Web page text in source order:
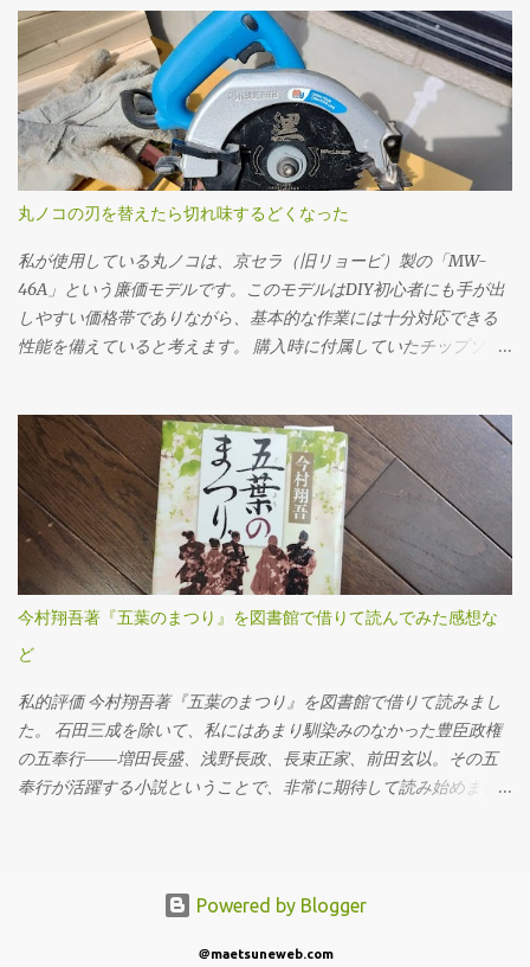
グの改善はもちろん、長く付き合っていくためのメンテナンスと
しても重要な作業です。 まず取りかかったのはミッションオイル
の交換。 工具は10mmのドレンプラグソケットを使用。手順とし
ては、フィラープラグ → ドレンプラグ の順に外していきます。こ
れは必ず守るべき基本です。先にフィラープラグをはずさない
と、ドレンだけ抜いてしまった後でオイルを入れられない、クル
マを動かすことができないというトラブルになりかねません。 フ
ィラープラグを緩めるには、思いのほか力が必要でした。固着し
ていたのか、レンチに体重をかけるようにしてようやく回るとい
う状態でした。じっくり慎重にトルクをかけていきました。クル
マの下に潜っての作業なので、なかなか思うように力を入れられ
ません。 ドレンプラグの磁石にはかなりの鉄粉が付いてました
す。自転車用に買ったトルクレンチを久しぶりに使ってみまし
た。 ここ（フィラーも）は液体ガスケットを塗布する必要があり
ます。 このホルツの液体ガスケットを買いましたが、液体ガスケ
ット自体、初めて使用です。適当に指で付けました。 オイルの注
入は、この400ccオイル差しを使いました。注入口を火で炙って曲
げてあります。 エブリイ（MT/4WD）のミッションオイルは2.6ℓ
なので、ここにオイルを7回入れないといけません。とても面倒で
した。やはり灯油を入れるポンプなど、他の方法を考えた方が良
さそうです。 ミッションオイルは、スズキの指定オイルを使いま
す。 正直なところ、先ほどのミッションオイル交換だけでかなり
体力を消耗してしまい、作業中の写真はほとんど撮れていませ
ん。特にオイルの注入に手こずった...
丸ノコの刃を替えたら切れ味するどくなった
私が使用している丸ノコは、京セラ（旧リョービ）製の「MW-
46A」という廉価モデルです。このモデルはDIY初心者にも手が出
しやすい価格帯でありながら、基本的な作業には十分対応できる
性能を備えていると考えます。 購入時に付属していたチップソー
も多少ささくれが残るものの、DIYレベルであれば許容範囲だろう
と感じていたのです。 ところが、使用を重ねるうちに、私は重大
なミスを経験することになります。特に初期の頃は、安全対策や
正しい使用方法に対する理解が浅く、いわゆる「キックバック
（材料や刃が跳ね返る現象）」を複数回起こしてしまいました。
丸ノコ本体が突然自分の方へ飛び出したり、切断中の木材がもの
すごい勢いで前方に吹き飛ぶなど、とても危険で恐ろしい思いを
しました。この経験がトラウマとなり、一時期は丸ノコの使用自
体に強い不安を感じ、使用を避けるようになってしまいました。
全に正しく使いたいという思いから、丸ノコの使い方や刃の種類
について改めて調べ直しました。その中で、丸ノコの刃（チップ
ソー）には用途や仕上がりに応じてさまざまな種類があり、刃数
や素材、価格も非常に幅広いことを初めて知りました。 特に気に
を使って、1820mmの2×4材を3本、それぞれ200mmずつ、合計
24本に切り分けてみたところ、驚くほどきれいな切断面に仕上が
今村翔吾著『五葉のまつり』を図書館で借りて読んでみた感想な
ど
私的評価 今村翔吾著『五葉のまつり』を図書館で借りて読みまし
た。 石田三成を除いて、私にはあまり馴染みのなかった豊臣政権
の五奉行――増田長盛、浅野長政、長束正家、前田玄以。その五
奉行が活躍する小説ということで、非常に期待して読み始めまし
スにも通じるものがあり、歴史小説に馴染みのない方でも楽しめ
村翔吾著、2024年10月に新潮社から発刊されました。豊臣秀吉の
Powered by Blogger
＠maetsuneweb.com